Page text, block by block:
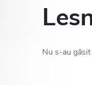
Nu s-au